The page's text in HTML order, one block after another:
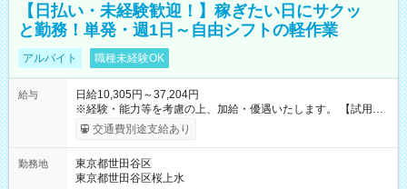
【日払い・未経験歓迎！】稼ぎたい日にサクッ
と勤務！単発・週1日～自由シフトの軽作業
アルバイト 職種未経験OK
給与
日給10,305円～37,204円
※経験・能力等を考慮の上、加給・優遇いたします。 【試用期
間】試用期間なし
交通費別途支給あり
勤務地
東京都世田谷区
東京都世田谷区桜上水